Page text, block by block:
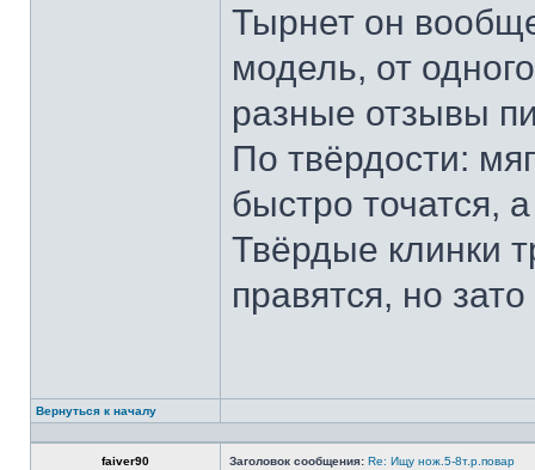
Тырнет он
модель, от
разные отзывы
По твёрдости:
быстро точатся,
Твёрдые клинки
правятся, но
Вернуться к началу
faiver90 Заголовок сообщения: Re: Ищу нож.5-8т.р.повар